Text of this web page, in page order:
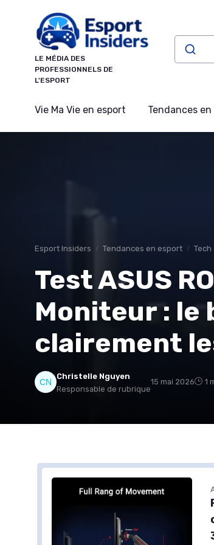
LE MÉDIA DES
PROFESSIONNELS DE
L'ESPORT
Vie Ma Vie en esport Tendances
Esport Insiders Tendances en esport Tech
Test ASUS
Moniteur : le
clairement
Christelle Nguyen
Responsable de rubrique
15 mai 2026 1